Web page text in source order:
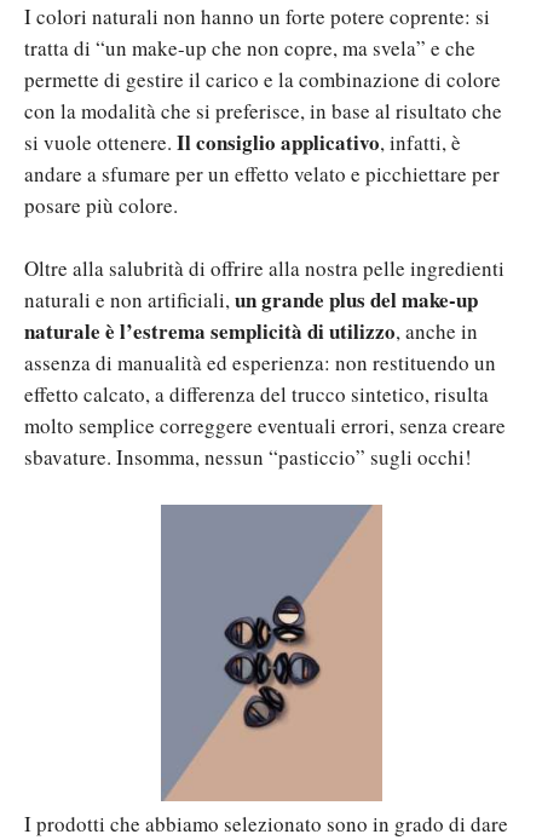
I colori naturali non hanno un forte potere coprente: si
tratta di “un make-up che non copre, ma svela” e che
permette di gestire il carico e la combinazione di colore
con la modalità che si preferisce, in base al risultato che
si vuole ottenere. Il consiglio applicativo, infatti, è
andare a sfumare per un effetto velato e picchiettare per
posare più colore.
Oltre alla salubrità di offrire alla nostra pelle ingredienti
naturali e non artificiali,un grande plus del make-up
naturale è l’estrema semplicità di utilizzo, anche in
assenza di manualità ed esperienza: non restituendo un
effetto calcato, a differenza del trucco sintetico, risulta
molto semplice correggere eventuali errori, senza creare
sbavature. Insomma, nessun “pasticcio” sugli occhi!
I prodotti che abbiamo selezionato sono in grado di dare